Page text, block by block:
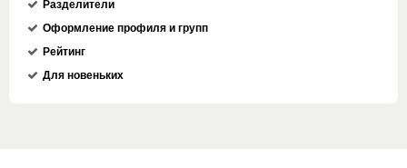
Разделители
Оформление профиля и групп
Рейтинг
Для новеньких